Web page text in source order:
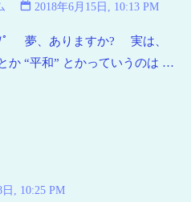
2018年6月15日, 10:13 PM
ﾉﾟ 夢、ありますか? 実は、
か “平和” とかっていうのは …
, 10:25 PM